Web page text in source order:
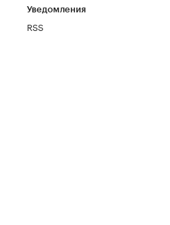
Уведомления
RSS